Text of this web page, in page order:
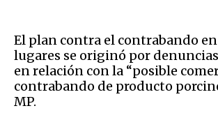
El plan contra el contrabando
lugares se originó por
en relación con la “posible
contrabando de producto
MP.